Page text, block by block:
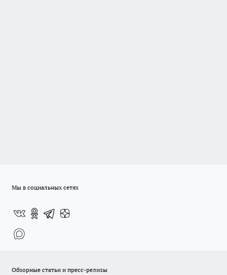
Мы в социальных сетях
Обзорные статьи и пресс-релизы